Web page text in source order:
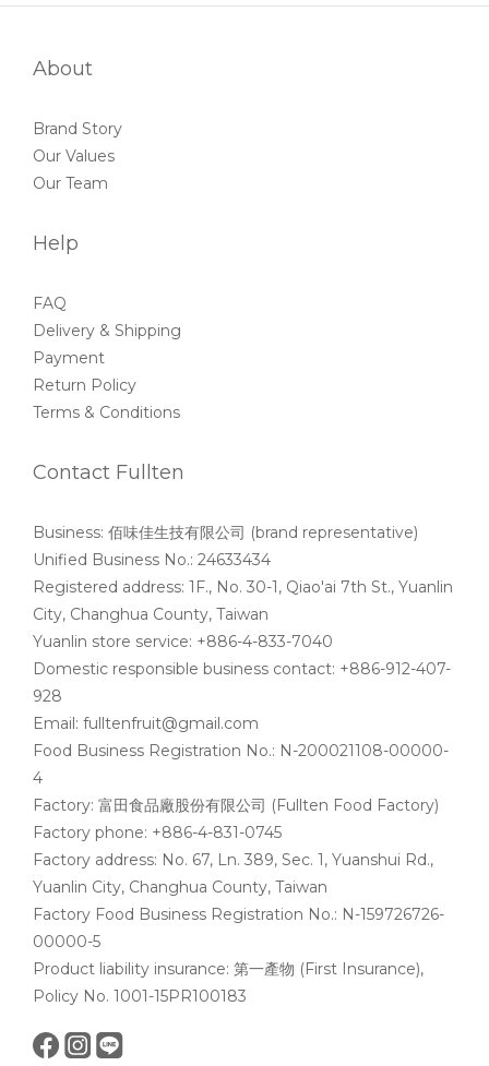
About
Brand Story
Our Values
Our Team
Help
FAQ
Delivery & Shipping
Payment
Return Policy
Terms & Conditions
Contact Fullten
Business: 佰味佳生技有限公司 (brand representative)
Unified Business No.: 24633434
Registered address: 1F., No. 30-1, Qiao'ai 7th St., Yuanlin
City, Changhua County, Taiwan
Yuanlin store service: +886-4-833-7040
Domestic responsible business contact: +886-912-407-
928
Email: fulltenfruit@gmail.com
Food Business Registration No.: N-200021108-00000-
4
Factory: 富田食品廠股份有限公司 (Fullten Food Factory)
Factory phone: +886-4-831-0745
Factory address: No. 67, Ln. 389, Sec. 1, Yuanshui Rd.,
Yuanlin City, Changhua County, Taiwan
Factory Food Business Registration No.: N-159726726-
00000-5
Product liability insurance: 第一產物 (First Insurance),
Policy No. 1001-15PR100183